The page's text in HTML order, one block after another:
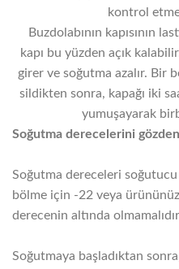
kontrol
Buzdolabının kapısının
kapı bu yüzden açık
girer ve soğutma azalır. Bir
sildikten sonra, kapağı iki
yumuşayarak
Soğutma derecelerini
Soğutma dereceleri
bölme için -22 veya
derecenin altında
Soğutmaya başladıktan